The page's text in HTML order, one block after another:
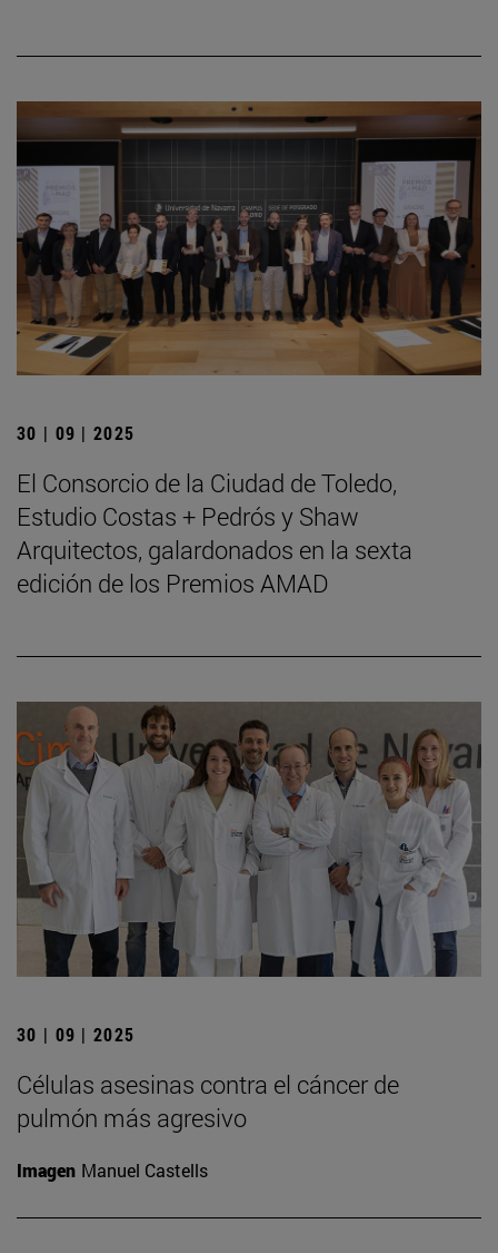
30 | 09 | 2025
El Consorcio de la Ciudad de Toledo,
Estudio Costas + Pedrós y Shaw
Arquitectos, galardonados en la sexta
edición de los Premios AMAD
30 | 09 | 2025
Células asesinas contra el cáncer de
pulmón más agresivo
Imagen Manuel Castells